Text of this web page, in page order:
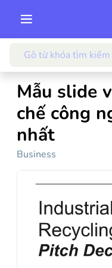
Mẫu slide
chế công
nhất
Business